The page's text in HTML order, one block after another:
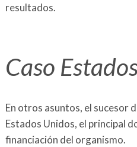
resultados.
Caso
En otros asuntos, el sucesor
Estados Unidos, el principal
financiación del organismo.